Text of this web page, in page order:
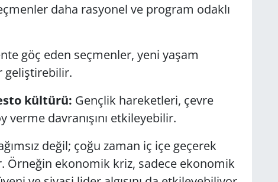
daha rasyonel ve program odaklı
göç eden seçmenler, yeni yaşam
geliştirebilir.
kültürü: Gençlik hareketleri, çevre
verme davranışını etkileyebilir.
değil; çoğu zaman iç içe geçerek
Örneğin ekonomik kriz, sadece ekonomik